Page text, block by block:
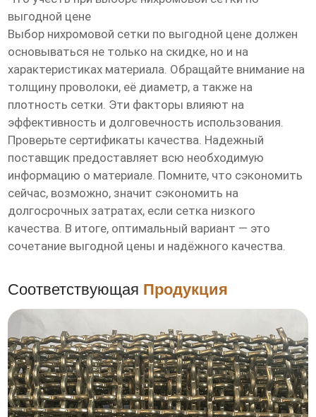
выгодной цене
Выбор нихромовой сетки по выгодной цене должен
основываться не только на скидке, но и на
характеристиках материала. Обращайте внимание на
толщину проволоки, её диаметр, а также на
плотность сетки. Эти факторы влияют на
эффективность и долговечность использования.
Проверьте сертификаты качества. Надежный
поставщик предоставляет всю необходимую
информацию о материале. Помните, что сэкономить
сейчас, возможно, значит сэкономить на
долгосрочных затратах, если сетка низкого
качества. В итоге, оптимальный вариант — это
сочетание выгодной цены и надёжного качества.
Соответствующая Продукция